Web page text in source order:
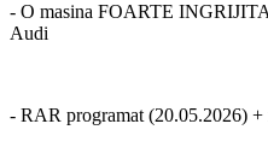
- O masina FOARTE
Audi
- RAR programat (20.05.2026)